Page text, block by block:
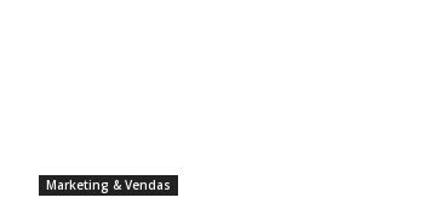
Marketing & Vendas